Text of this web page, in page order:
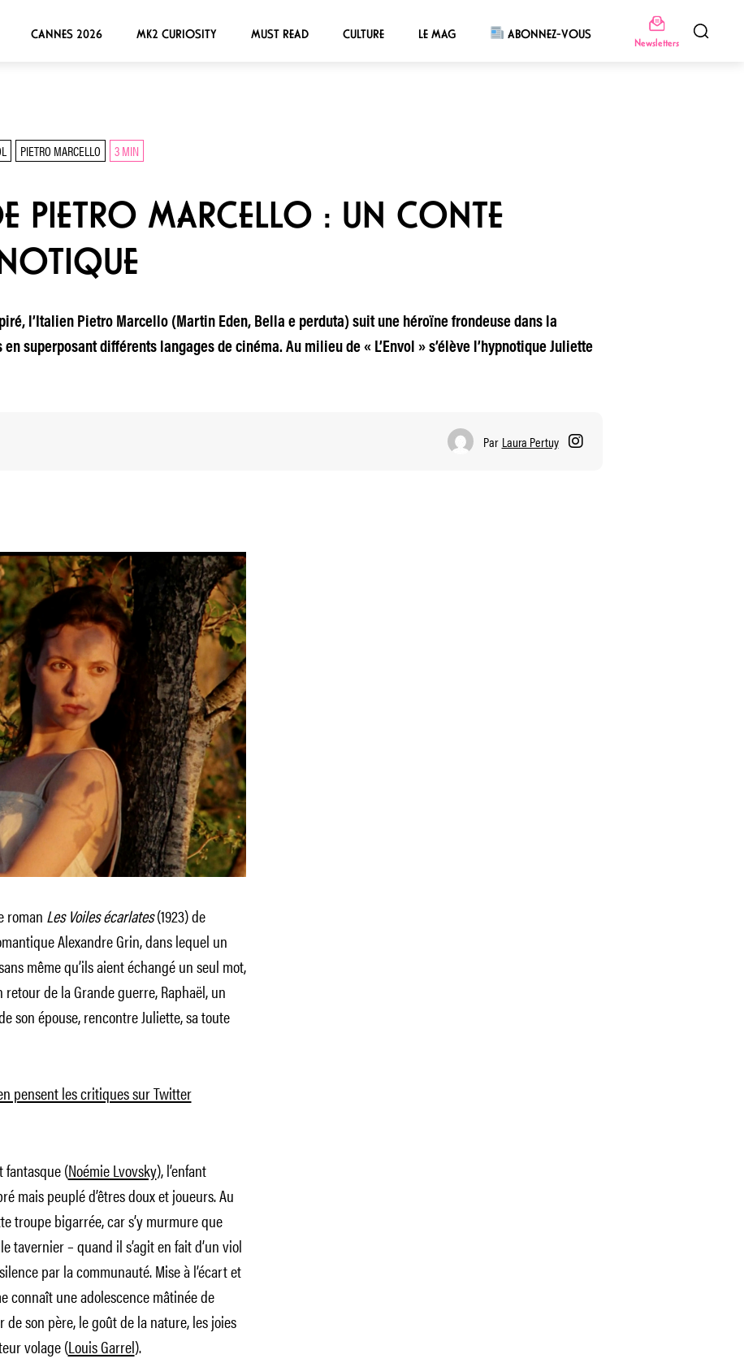
CANNES 2026 MK2 CURIOSITY MUST READ CULTURE LE MAG ABONNEZ-VOUS
Newsletters
PIETRO MARCELLO 3 MIN
PIETRO MARCELLO : UN CONTE
l’Italien Pietro Marcello (Martin Eden, Bella e perduta) suit une héroïne frondeuse dans la
superposant différents langages de cinéma. Au milieu de « L’Envol » s’élève l’hypnotique Juliette
Par Laura Pertuy
roman Les Voiles écarlates(1923) de
Alexandre Grin, dans lequel un
même qu’ils aient échangé un seul mot,
de la Grande guerre, Raphaël, un
son épouse, rencontre Juliette, sa toute
pensent les critiques sur Twitter
fantasque (Noémie Lvovsky), l’enfant
mais peuplé d’êtres doux et joueurs. Au
troupe bigarrée, car s’y murmure que
tavernier – quand il s’agit en fait d’un viol
par la communauté. Mise à l’écart et
connaît une adolescence mâtinée de
de son père, le goût de la nature, les joies
volage (Louis Garrel).